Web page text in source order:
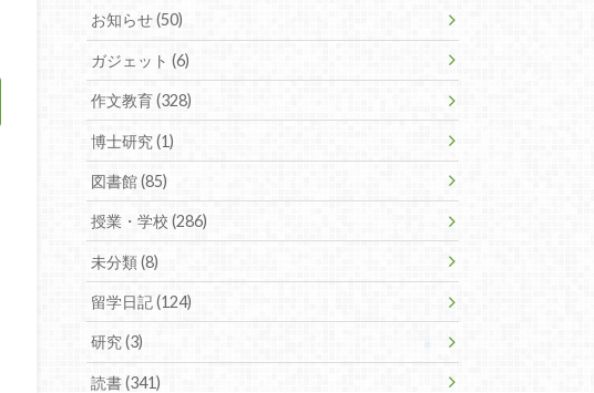
お知らせ (50)
ガジェット (6)
作文教育 (328)
博士研究 (1)
図書館 (85)
授業・学校 (286)
未分類 (8)
留学日記 (124)
研究 (3)
読書 (341)